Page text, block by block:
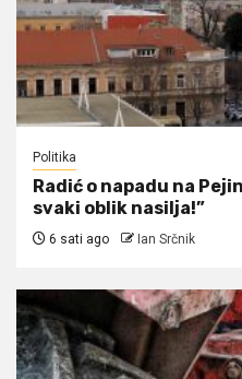
Politika
Radić o napadu na
svaki oblik nasilja!”
6 sati ago Ian Srčnik